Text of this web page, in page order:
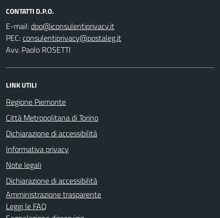
CONTATTI D.P.O.
E-mail:
PEC:
Avv. Paolo ROSETTI
LINK UTILI
Regione Piemonte
Città Metropolitana di Torino
Dichiarazione di accessibilità
Informativa privacy
Note legali
Dichiarazione di accessibilità
Amministrazione trasparente
Leggi le FAQ